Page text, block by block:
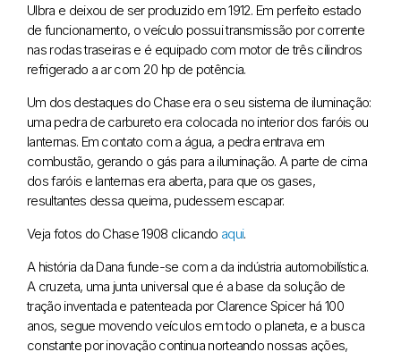
Ulbra e deixou de ser produzido em 1912. Em perfeito estado
de funcionamento, o veículo possui transmissão por corrente
nas rodas traseiras e é equipado com motor de três cilindros
refrigerado a ar com 20 hp de potência.
Um dos destaques do Chase era o seu sistema de iluminação:
uma pedra de carbureto era colocada no interior dos faróis ou
lanternas. Em contato com a água, a pedra entrava em
combustão, gerando o gás para a iluminação. A parte de cima
dos faróis e lanternas era aberta, para que os gases,
resultantes dessa queima, pudessem escapar.
Veja fotos do Chase 1908 clicando aqui.
A história da Dana funde-se com a da indústria automobilística.
A cruzeta, uma junta universal que é a base da solução de
tração inventada e patenteada por Clarence Spicer há 100
anos, segue movendo veículos em todo o planeta, e a busca
constante por inovação continua norteando nossas ações,